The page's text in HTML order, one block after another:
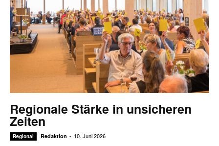
Regionale Stärke in unsicheren
Zeiten
Regional Redaktion - 10. Juni 2026